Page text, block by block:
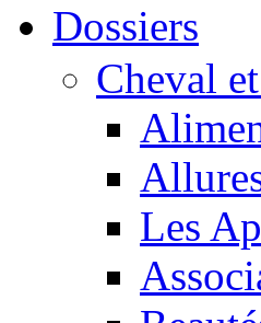
Dossiers
Cheval
Les